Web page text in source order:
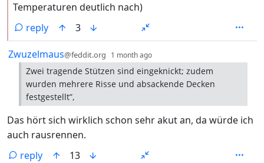
Temperaturen deutlich nach)
reply
3
by
Zwuzelmaus@feddit.org 1 month ago
Zwei tragende Stützen sind eingeknickt; zudem
wurden mehrere Risse und absackende Decken
festgestellt”,
Das hört sich wirklich schon sehr akut an, da würde ich
auch rausrennen.
reply
13